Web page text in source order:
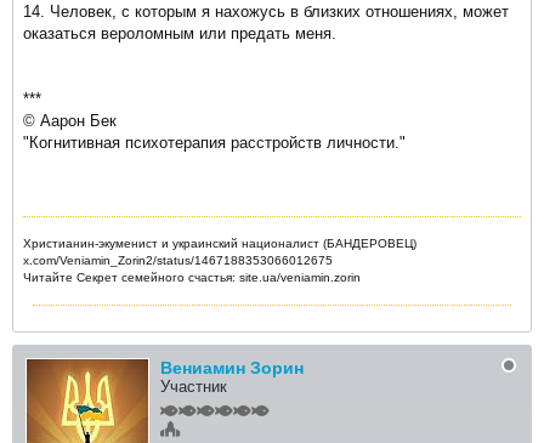
14. Человек, с которым я нахожусь в близких отношениях, может
оказаться вероломным или предать меня.
***
© Аарон Бек
"Когнитивная психотерапия расстройств личности."
Христианин-экуменист и украинский националист (БАНДЕРОВЕЦ)
x.com/Veniamin_Zorin2/status/1467188353066012675
Читайте Секрет семейного счастья: site.ua/veniamin.zorin
Вениамин Зорин
Участник